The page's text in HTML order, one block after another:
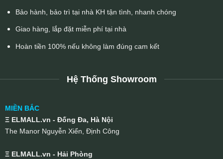
Bảo hành, bảo trì tại nhà KH tận tình, nhanh chóng
Giao hàng, lắp đặt miễn phí tại nhà
Hoàn tiền 100% nếu không làm đúng cam kết
Hệ Thống Showroom
MIỀN BẮC
Ξ ELMALL.vn - Đống Đa, Hà Nội
The Manor Nguyễn Xiển, Định Công
Ξ ELMALL.vn - Hải Phòng